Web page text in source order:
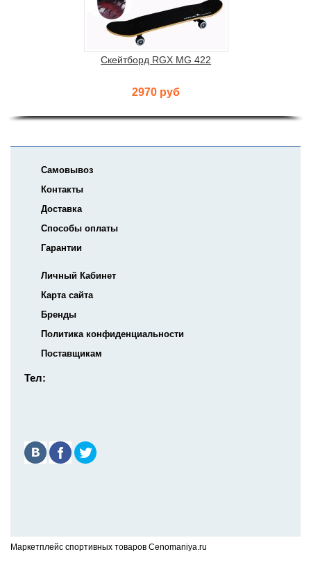
Скейтборд RGX MG 422
2970 руб
Самовывоз
Контакты
Доставка
Способы оплаты
Гарантии
Личный Кабинет
Карта сайта
Бренды
Политика конфиденциальности
Поставщикам
Тел:
Маркетплейс спортивных товаров Cenomaniya.ru